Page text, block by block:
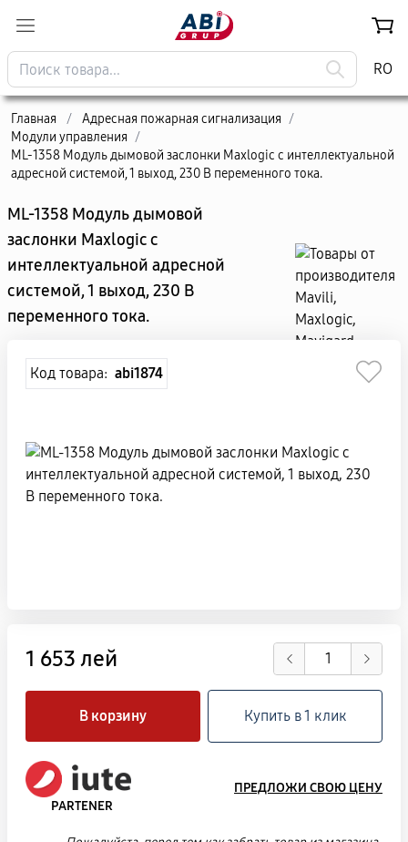
RO
Главная / Адресная пожарная сигнализация /
Модули управления /
ML-1358 Модуль дымовой заслонки Maxlogic с интеллектуальной
адресной системой, 1 выход, 230 В переменного тока.
ML-1358 Модуль дымовой
заслонки Maxlogic с
интеллектуальной адресной
системой, 1 выход, 230 В
переменного тока.
Код товара: abi1874
1 653 лей
В корзину Купить в 1 клик
PARTENER
ПРЕДЛОЖИ СВОЮ ЦЕНУ